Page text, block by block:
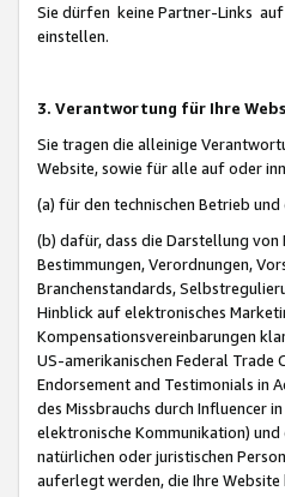
Sie dürfen keine Partner-Links
einstellen.
3. Verantwortung für Ihre
Sie tragen die alleinige
Website, sowie für alle auf oder
(a) für den technischen Betrieb
(b) dafür, dass die Darstellung
Bestimmungen, Verordnungen,
Branchenstandards,
Hinblick auf elektronisches
Kompensationsvereinbarungen
US-amerikanischen Federal Trade
Endorsement and Testimonials in
des Missbrauchs durch Influencer
elektronische Kommunikation)
natürlichen oder juristischen
auferlegt werden, die Ihre Website